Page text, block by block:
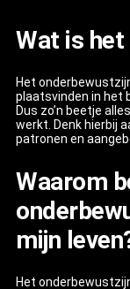
Wat is
Het
plaatsvinden in het
Dus zo’n beetje
werkt. Denk hierbij
patronen en
Waarom
mijn
Het